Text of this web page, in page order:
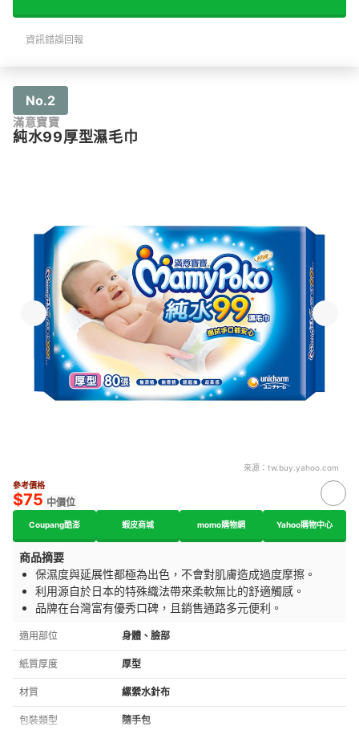
資訊錯誤回報
No.2
滿意寶寶
純水99厚型濕毛巾
來源： tw.buy.yahoo.com
參考價格
$75 中價位
Coupang酷澎 蝦皮商城 momo購物網 Yahoo購物中心
商品摘要
保濕度與延展性都極為出色，不會對肌膚造成過度摩擦。
利用源自於日本的特殊織法帶來柔軟無比的舒適觸感。
品牌在台灣富有優秀口碑，且銷售通路多元便利。
適用部位 身體、臉部
紙質厚度 厚型
材質 縲縈水針布
包裝類型 隨手包